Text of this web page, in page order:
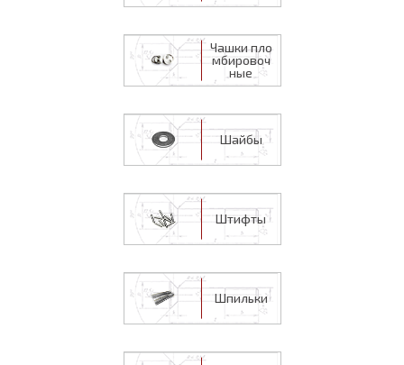
Чашки пло
мбировоч
ные
Шайбы
Штифты
Шпильки